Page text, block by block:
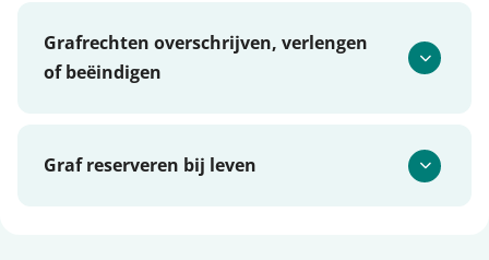
Grafrechten overschrijven, verlengen
of beëindigen
Graf reserveren bij leven